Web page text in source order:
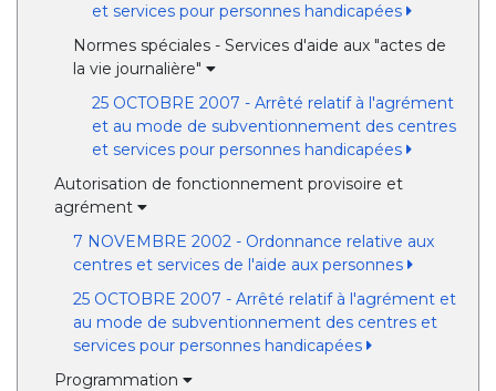
et services pour personnes handicapées
Normes spéciales - Services d'aide aux "actes de
la vie journalière"
25 OCTOBRE 2007 - Arrêté relatif à l'agrément
et au mode de subventionnement des centres
et services pour personnes handicapées
Autorisation de fonctionnement provisoire et
agrément
7 NOVEMBRE 2002 - Ordonnance relative aux
centres et services de l'aide aux personnes
25 OCTOBRE 2007 - Arrêté relatif à l'agrément et
au mode de subventionnement des centres et
services pour personnes handicapées
Programmation